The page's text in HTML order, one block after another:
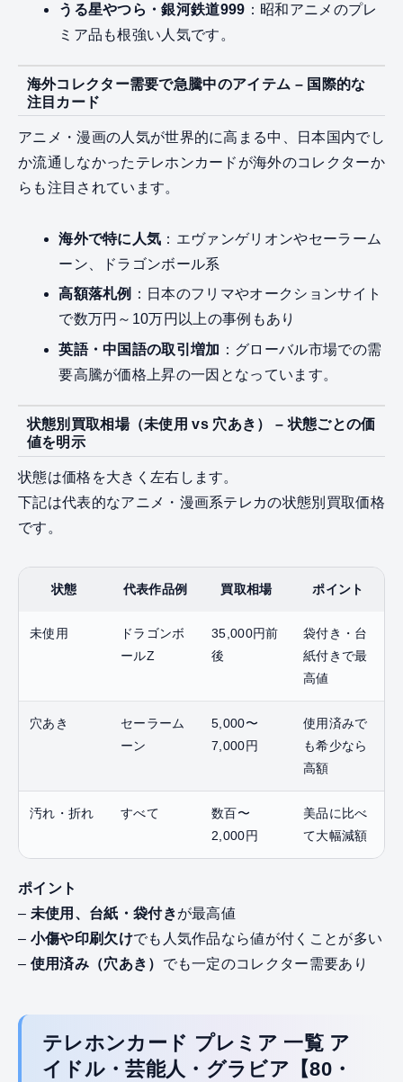
うる星やつら・銀河鉄道999 ：昭和アニメのプレ
ミア品も根強い人気です。
海外コレクター需要で急騰中のアイテム – 国際的な
注目カード
アニメ・漫画の人気が世界的に高まる中、日本国内でし
か流通しなかったテレホンカードが海外のコレクターか
らも注目されています。
海外で特に人気 ：エヴァンゲリオンやセーラーム
ーン、ドラゴンボール系
高額落札例
：日本のフリマやオークションサイト
で数万円～10万円以上の事例もあり
英語・中国語の取引増加 ：グローバル市場での需
要高騰が価格上昇の一因となっています。
状態別買取相場（未使用 vs 穴あき） – 状態ごとの価
値を明示
状態は価格を大きく左右します。
下記は代表的なアニメ・漫画系テレカの状態別買取価格
です。
状態 代表作品例 買取相場 ポイント
未使用
ドラゴンボ
ールZ
35,000円前
後
袋付き・台
紙付きで最
高値
穴あき
セーラーム
ーン
5,000〜
7,000円
使用済みで
も希少なら
高額
汚れ・折れ すべて
数百〜
2,000円
美品に比べ
て大幅減額
ポイント
– 未使用、台紙・袋付きが最高値
– 小傷や印刷欠けでも人気作品なら値が付くことが多い
– 使用済み（穴あき） でも一定のコレクター需要あり
テレホンカード プレミア 一覧 ア
イドル・芸能人・グラビア【80・